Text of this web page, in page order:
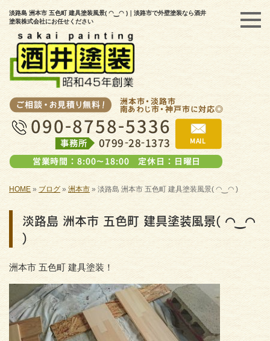
淡路島 洲本市 五色町 建具塗装風景( ◠‿◠ )｜淡路市で外壁塗装なら酒井
塗装株式会社にお任せください
HOME » ブログ» 洲本市 » 淡路島 洲本市 五色町 建具塗装風景( ◠‿◠ )
淡路島 洲本市 五色町 建具塗装風景( ◠‿◠
)
洲本市 五色町 建具塗装！